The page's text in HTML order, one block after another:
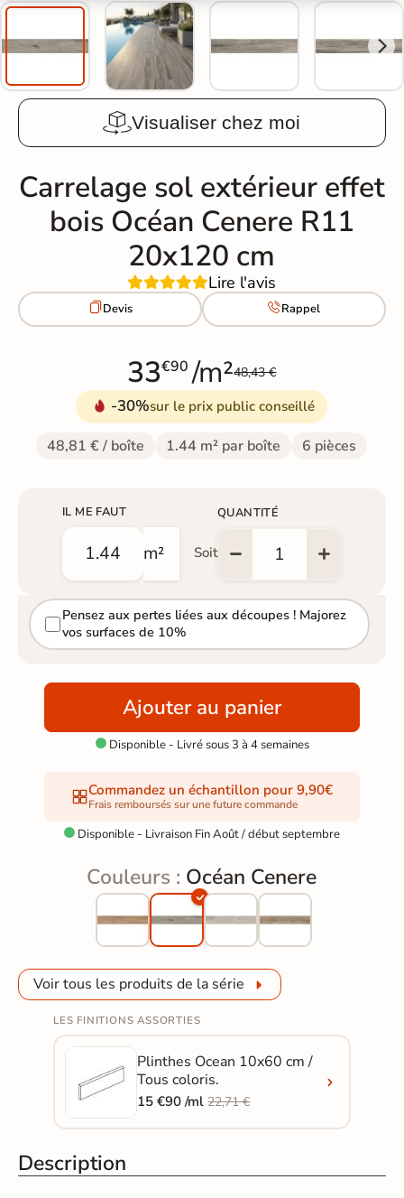
Visualiser chez moi
Carrelage sol extérieur effet
bois Océan Cenere R11
20x120 cm
Lire l'avis
Devis Rappel
33€90 /m²48,43 €
-30%sur le prix public conseillé
48,81 € / boîte 1.44 m² par boîte 6 pièces
IL ME FAUT
m² Soit
QUANTITÉ
Pensez aux pertes liées aux découpes ! Majorez
vos surfaces de 10%
Ajouter au panier
Disponible - Livré sous 3 à 4 semaines
Commandez un échantillon pour 9,90€
Frais remboursés sur une future commande
 Disponible - Livraison Fin Août / début septembre
Couleurs : Océan Cenere
Voir tous les produits de la série
LES FINITIONS ASSORTIES
Plinthes Ocean 10x60 cm /
Tous coloris.
15 €90 /ml22,71 €
Description